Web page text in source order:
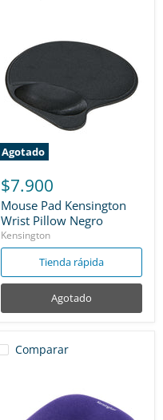
Agotado
$7.900
Mouse Pad Kensington
Wrist Pillow Negro
Kensington
Tienda rápida
Agotado
Comparar